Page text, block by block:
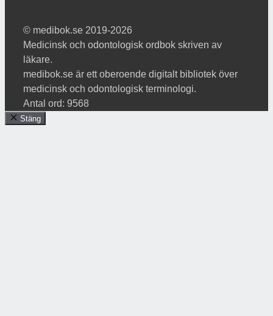
© medibok.se 2019-2026
Medicinsk och odontologisk ordbok skriven av
läkare.
medibok.se är ett oberoende digitalt bibliotek över
medicinsk och odontologisk terminologi.
Antal ord: 9568
Stäng